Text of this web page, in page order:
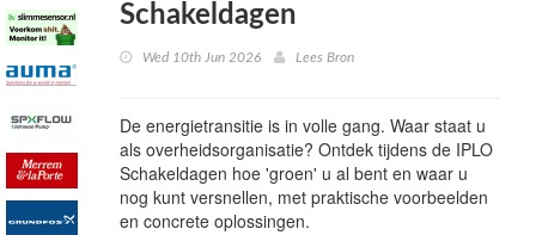
Schakeldagen
Wed 10th Jun 2026 Lees Bron
De energietransitie is in volle gang. Waar staat u
als overheidsorganisatie? Ontdek tijdens de IPLO
Schakeldagen hoe 'groen' u al bent en waar u
nog kunt versnellen, met praktische voorbeelden
en concrete oplossingen.